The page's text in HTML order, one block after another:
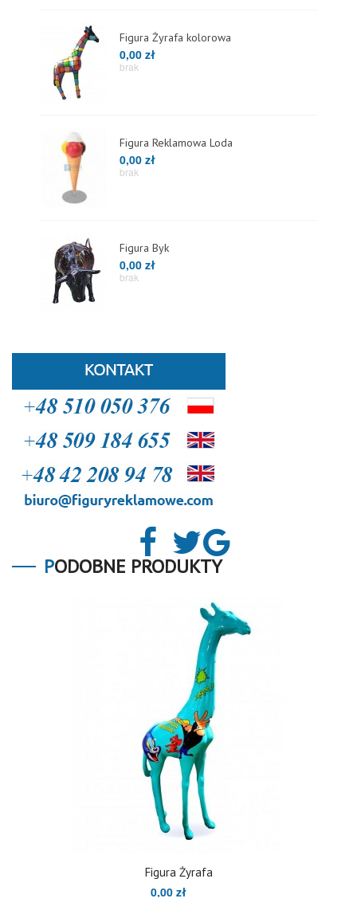
Figura Żyrafa kolorowa
0,00 zł
brak
Figura Reklamowa Loda
0,00 zł
brak
Figura Byk
0,00 zł
brak
PODOBNE PRODUKTY
Figura Żyrafa
0,00 zł